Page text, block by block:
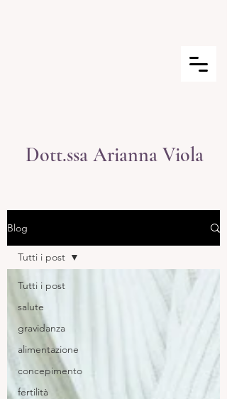
Dott.ssa Arianna Viola
Blog
Tutti i post
salute
gravidanza
alimentazione
concepimento
fertilità
Tutti i post